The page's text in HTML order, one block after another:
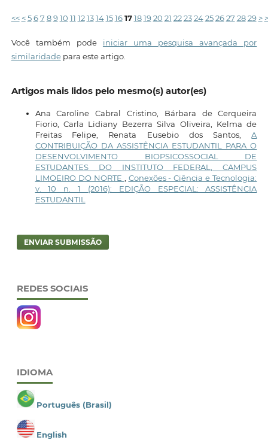
<< < 5 6 7 8 9 10 11 12 13 14 15 16 17 18 19 20 21 22 23 24 25 26 27 28 29 >
Você também pode iniciar uma pesquisa avançada por
similaridadepara este artigo.
Artigos mais lidos pelo mesmo(s) autor(es)
Ana Caroline Cabral Cristino, Bárbara de Cerqueira
Fiorio, Carla Lidiany Bezerra Silva Oliveira, Kelma de
Freitas Felipe, Renata Eusebio dos Santos,A
CONTRIBUIÇÃO DA ASSISTÊNCIA ESTUDANTIL PARA O
DESENVOLVIMENTO BIOPSICOSSOCIAL DE
ESTUDANTES DO INSTITUTO FEDERAL, CAMPUS
LIMOEIRO DO NORTE
Conexões - Ciência e Tecnologia:
v. 10 n. 1 (2016): EDIÇÃO ESPECIAL: ASSISTÊNCIA
ESTUDANTIL
ENVIAR SUBMISSÃO
REDES SOCIAIS
IDIOMA
Português (Brasil)
English